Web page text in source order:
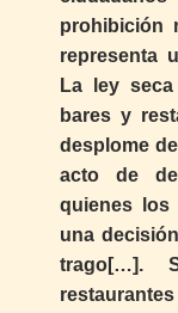
prohibición
representa
La ley
bares y
desplome
acto de
quienes los
una
trago[…].